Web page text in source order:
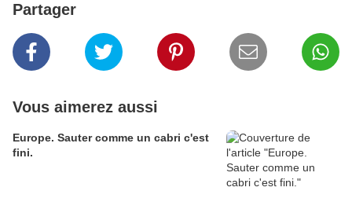
Partager
Vous aimerez aussi
Europe. Sauter comme un cabri c'est
fini.